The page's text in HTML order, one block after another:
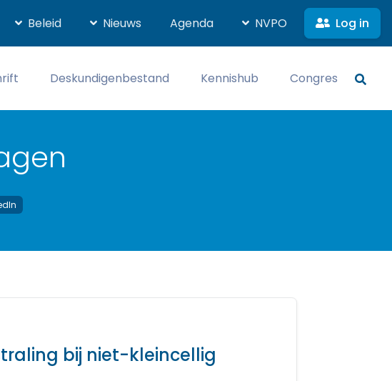
Beleid Nieuws Agenda NVPO Log in
Deskundigenbestand Kennishub Congres
bij niet-kleincellig